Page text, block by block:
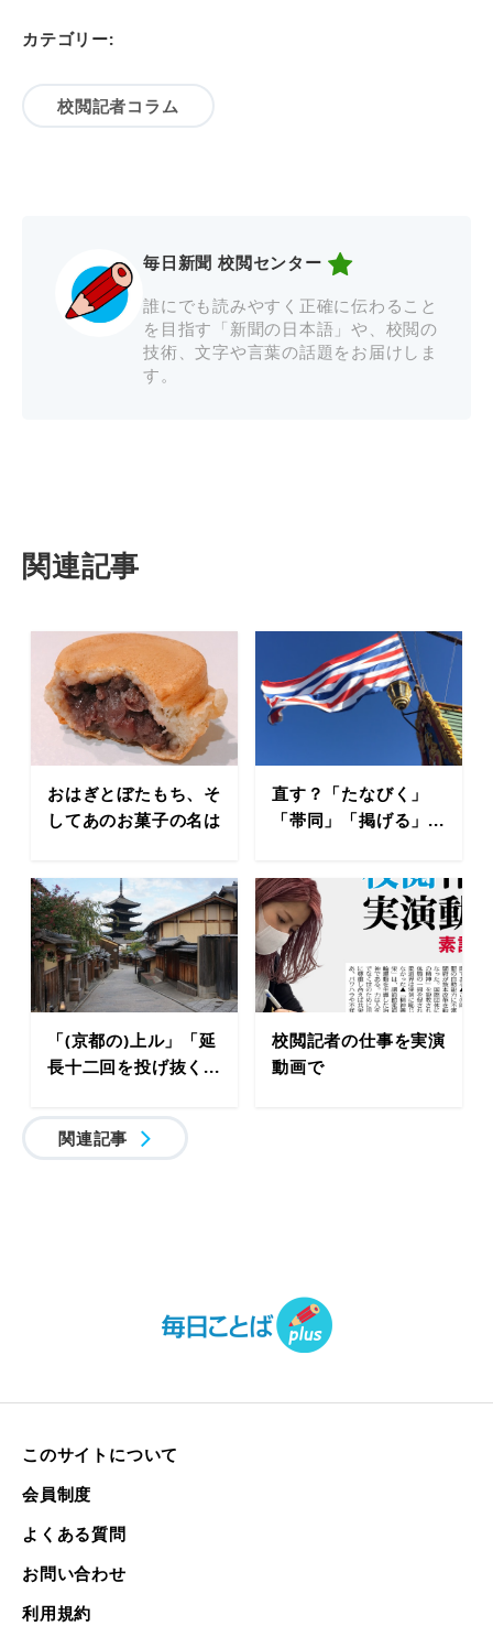
カテゴリー:
校閲記者コラム
毎日新聞 校閲センター
誰にでも読みやすく正確に伝わること
を目指す「新聞の日本語」や、校閲の
技術、文字や言葉の話題をお届けしま
す。
関連記事
おはぎとぼたもち、そ
してあのお菓子の名は
直す？「たなびく」
「帯同」「掲げる」...
「(京都の)上ル」「延
長十二回を投げ抜く...
校閲記者の仕事を実演
動画で
関連記事
このサイトについて
会員制度
よくある質問
お問い合わせ
利用規約